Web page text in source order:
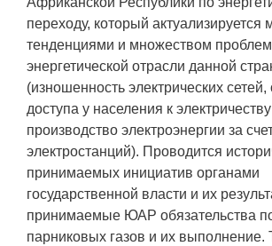
переходу, который
тенденциями и множеством
энергетической отрасли данной
(изношенность электрических сетей,
доступа у населения к
производство электроэнергии за
электростанций). Проводится
принимаемых инициатив органами
государственной власти и их
принимаемые ЮАР обязательства
парниковых газов и их выполнение.